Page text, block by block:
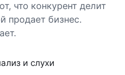
что конкурент делит
продает бизнес.
и слухи